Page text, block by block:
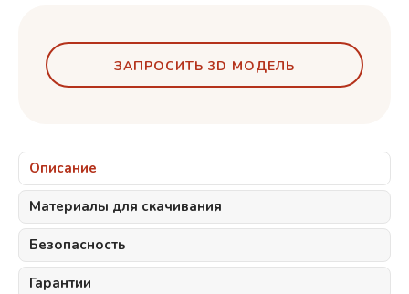
ЗАПРОСИТЬ 3D МОДЕЛЬ
Описание
Материалы для скачивания
Безопасность
Гарантии